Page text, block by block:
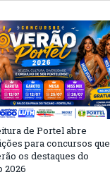
de Portel abre
para concursos que
os destaques do
2026